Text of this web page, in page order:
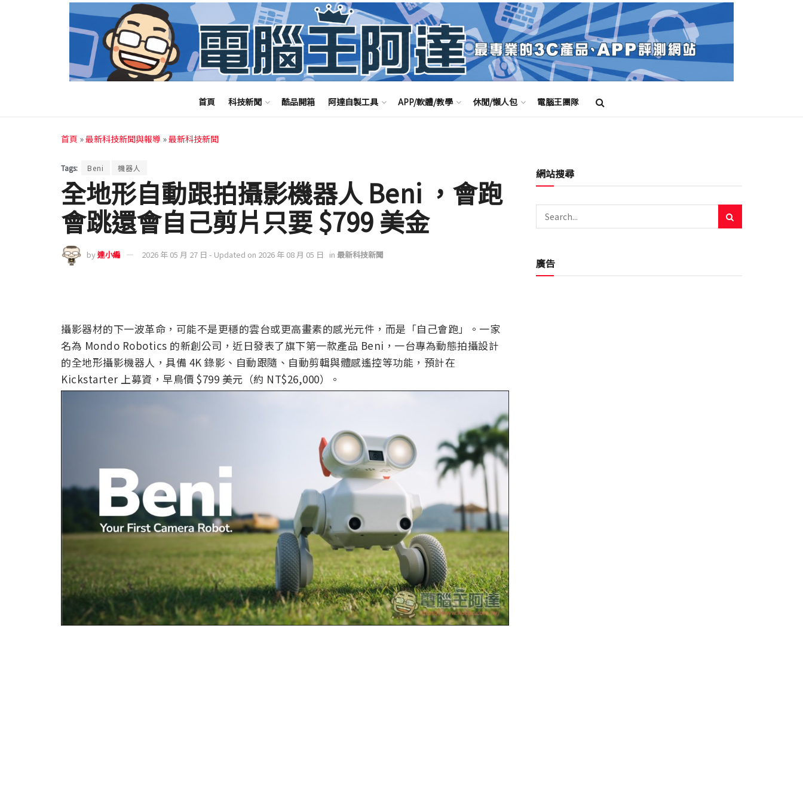
首頁 科技新聞 酷品開箱 阿達自製工具 APP/軟體/教學 休閒/懶人包 電腦王團隊
首頁 »最新科技新聞與報導 »最新科技新聞
Tags: Beni 機器人
全地形自動跟拍攝影機器人 Beni ，會跑
會跳還會自己剪片只要 $799 美金
by達小編 2026 年 05 月 27 日 - Updated on 2026 年 08 月 05 日 in 最新科技新聞
攝影器材的下一波革命，可能不是更穩的雲台或更高畫素的感光元件，而是「自己會跑」。一家
名為 Mondo Robotics 的新創公司，近日發表了旗下第一款產品 Beni，一台專為動態拍攝設計
的全地形攝影機器人，具備 4K 錄影、自動跟隨、自動剪輯與體感遙控等功能，預計在
Kickstarter 上募資，早鳥價 $799 美元（約 NT$26,000）。
網站搜尋
廣告